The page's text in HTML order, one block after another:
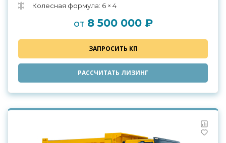
Колесная формула: 6 × 4
от 8 500 000 ₽
ЗАПРОСИТЬ КП
РАССЧИТАТЬ ЛИЗИНГ